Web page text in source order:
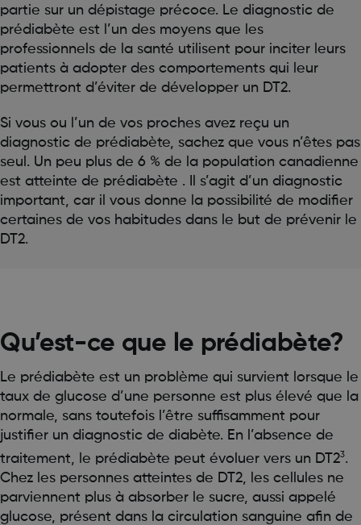
partie sur un dépistage précoce. Le diagnostic de
prédiabète est l’un des moyens que les
professionnels de la santé utilisent pour inciter leurs
patients à adopter des comportements qui leur
permettront d’éviter de développer un DT2.
Si vous ou l’un de vos proches avez reçu un
diagnostic de prédiabète, sachez que vous n’êtes pas
seul. Un peu plus de 6 % de la population canadienne
est atteinte de prédiabète . Il s’agit d’un diagnostic
important, car il vous donne la possibilité de modifier
certaines de vos habitudes dans le but de prévenir le
DT2.
Qu’est-ce que le prédiabète?
Le prédiabète est un problème qui survient lorsque le
taux de glucose d’une personne est plus élevé que la
normale, sans toutefois l’être suffisamment pour
justifier un diagnostic de diabète. En l’absence de
traitement, le prédiabète peut évoluer vers un DT23.
Chez les personnes atteintes de DT2, les cellules ne
parviennent plus à absorber le sucre, aussi appelé
glucose, présent dans la circulation sanguine afin de